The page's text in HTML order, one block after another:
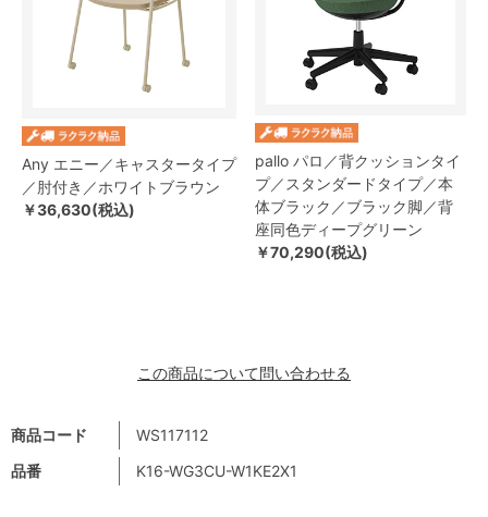
商品コード
WS117112
品番
K16-WG3CU-W1KE2X1
Any エニー／キャスタータイプ
／肘付き／ホワイトブラウン
￥36,630(税込)
pallo パロ／背クッションタイ
プ／スタンダードタイプ／本
体ブラック／ブラック脚／背
座同色ディープグリーン
￥70,290(税込)
この商品について問い合わせる